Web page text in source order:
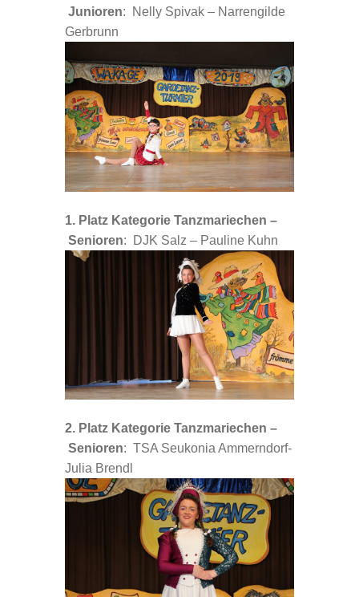
Junioren: Nelly Spivak – Narrengilde
Gerbrunn
1. Platz Kategorie Tanzmariechen –
Senioren: DJK Salz – Pauline Kuhn
2. Platz Kategorie Tanzmariechen –
Senioren: TSA Seukonia Ammerndorf-
Julia Brendl